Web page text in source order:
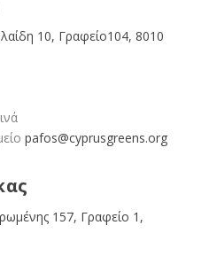
10, Γραφείο104, 8010
pafos@cyprusgreens.org
157, Γραφείο 1,